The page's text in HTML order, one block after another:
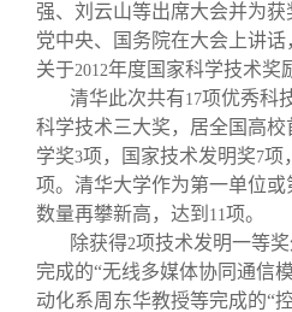
兴趣群体
西南联大校友
捐赠方法
义工计划
我要订阅
新媒体平台
清华故事
青春风采
校友文苑
校友讲坛
终身学习
信息化服务
三创大赛
实用信息
校友总会
总会简介
会长致辞
总会章程
关闭
强、刘云山等出席大会并为
党中央、国务院在大会上讲
关于2012年度国家科学技术奖
清华此次共有17项优秀科
科学技术三大奖，居全国高
学奖3项，国家技术发明奖7项
项。清华大学作为第一单位
数量再攀新高，达到 11项。
除获得2项技术发明一等
完成的“无线多媒体协同通信
动化系周东华教授等完成的“